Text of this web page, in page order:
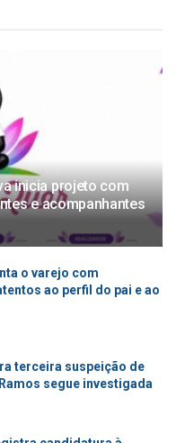
inicia projeto com
e acompanhantes
o varejo com
ao perfil do pai e ao
terceira suspeição de
segue investigada